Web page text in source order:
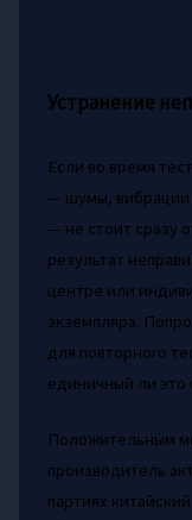
Устранение
Если во время
— шумы, вибрации
— не стоит сразу
результат
центре или
экземпляра.
для повторного
единичный ли это
Положительным
производитель
партиях